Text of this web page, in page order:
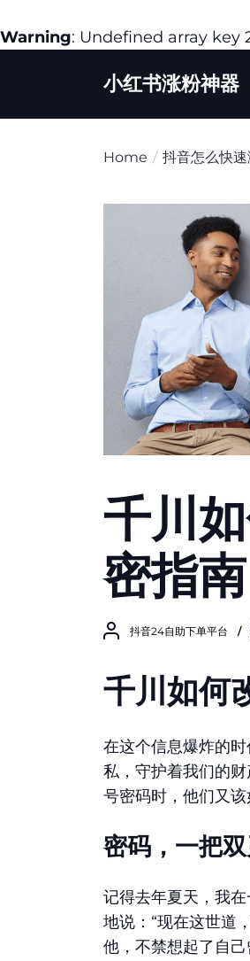
Warning: Undefined array key
小红书涨粉神器
Home 抖音怎么快
千川
密指南
抖音24自助下单平台
千川如何
在这个信息爆炸的
私，守护着我们的
号密码时，他们又
密码，一把双
记得去年夏天，我
地说：“现在这世道
他，不禁想起了自己